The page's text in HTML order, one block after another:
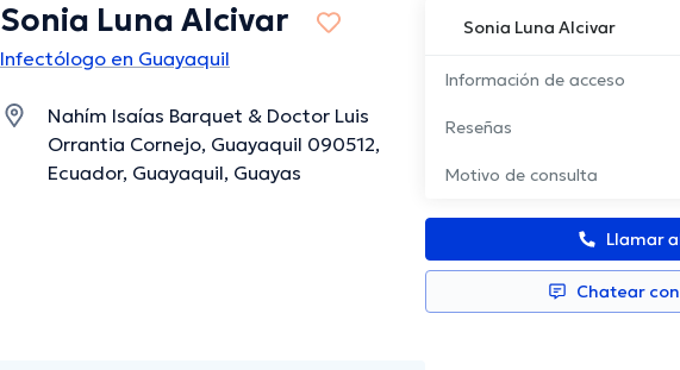
Sonia Luna Alcivar
Información de acceso
Reseñas
Motivo de consulta
Llamar
Chatear
Sonia Luna Alcivar
Infectólogo en Guayaquil
Nahím Isaías Barquet & Doctor Luis
Orrantia Cornejo, Guayaquil 090512,
Ecuador, Guayaquil, Guayas